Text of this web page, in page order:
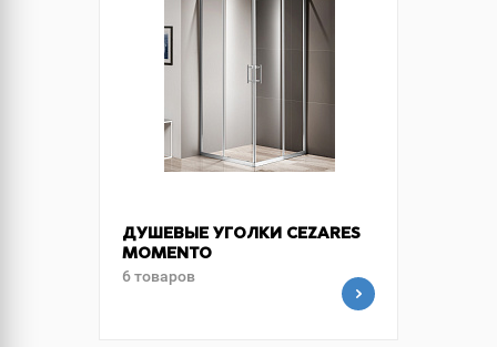
ДУШЕВЫЕ УГОЛКИ CEZARES
MOMENTO
6 товаров